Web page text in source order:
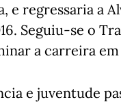
e regressaria a
Seguiu-se o
a carreira
e juventude